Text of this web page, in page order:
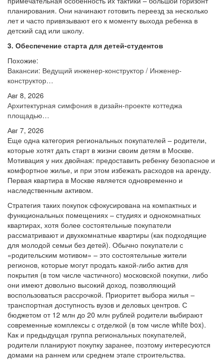
планирования. Они начинают готовить переезд за несколько
лет и часто привязывают его к моменту выхода ребенка в
детский сад или школу.
3. Обеспечение старта для детей-студентов
Похожие:
Вакансии: Ведущий инженер-конструктор / Инженер-
конструктор…
Авг 8, 2026
Архитектурная симфония в дизайн-проекте коттеджа
площадью…
Авг 7, 2026
Еще одна категория региональных покупателей – родители,
которые хотят дать старт в жизни своим детям в Москве.
Мотивация у них двойная: предоставить ребенку безопасное и
комфортное жилье, и при этом избежать расходов на аренду.
Первая квартира в Москве является одновременно и
наследственным активом.
Стратегия таких покупок сфокусирована на компактных и
функциональных помещениях – студиях и однокомнатных
квартирах, хотя более состоятельные покупатели
рассматривают и двухкомнатные квартиры (как подходящие
для молодой семьи без детей). Обычно покупатели с
«родительским мотивом» – это состоятельные жители
регионов, которые могут продать какой-либо актив для
покрытия (в том числе частичного) московской покупки, либо
они имеют довольно высокий доход, позволяющий
воспользоваться рассрочкой. Приоритет выбора жилья –
транспортная доступность вузов и деловых центров. С
бюджетом от 12 млн до 20 млн рублей родители выбирают
современные комплексы с отделкой (в том числе white box).
Как и предыдущая группа региональных покупателей,
родители планируют покупку заранее, поэтому интересуются
домами на раннем или среднем этапе строительства.